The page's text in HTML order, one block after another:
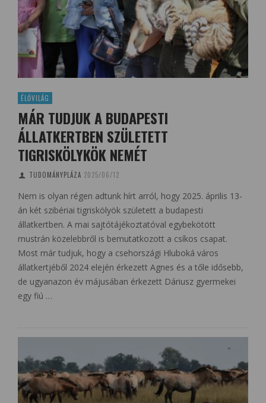
ÉLŐVILÁG
MÁR TUDJUK A BUDAPESTI
ÁLLATKERTBEN SZÜLETETT
TIGRISKÖLYKÖK NEMÉT
TUDOMÁNYPLÁZA 2025/06/12
Nem is olyan régen adtunk hírt arról, hogy 2025. április 13-
án két szibériai tigriskölyök született a budapesti
állatkertben. A mai sajtótájékoztatóval egybekötött
mustrán közelebbről is bemutatkozott a csíkos csapat.
Most már tudjuk, hogy a csehországi Hluboká város
állatkertjéből 2024 elején érkezett Agnes és a tőle idősebb,
de ugyanazon év májusában érkezett Dáriusz gyermekei
egy fiú …